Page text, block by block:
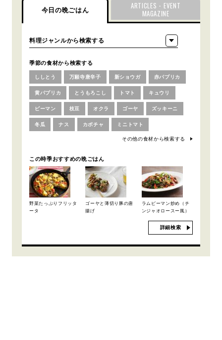
今日の晩ごはん
ARTICLES・EVENT
MAGAZINE
季節の食材から検索する
ししとう 万願寺唐辛子 新ショウガ 赤パプリカ
黄パプリカ とうもろこし トマト キュウリ
ピーマン 枝豆 オクラ ゴーヤ ズッキーニ
冬瓜 ナス カボチャ ミニトマト
その他の食材から検索する
この時季おすすめの晩ごはん
野菜たっぷりフリッタ
ータ
ゴーヤと薄切り豚の唐
揚げ
ラムピーマン炒め（チ
ンジャオロースー風）
詳細検索